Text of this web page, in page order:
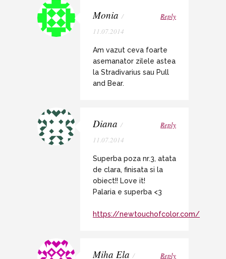
Monia /
11.07.2014
Reply
Am vazut ceva foarte
asemanator zilele astea
la Stradivarius sau Pull
and Bear.
Diana /
11.07.2014
Reply
Superba poza nr.3, atata
de clara, finisata si la
obiect!! Love it!
Palaria e superba <3
https://newtouchofcolor.com/
Miha Ela / Reply